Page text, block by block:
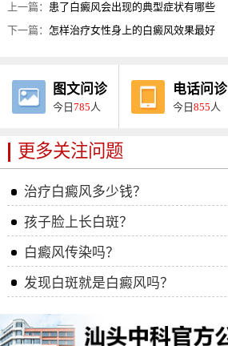
上一篇： 患了白癜风会出现的典型症状有哪些
下一篇： 怎样治疗女性身上的白癜风效果最好
图文问诊
今日785 人
电话问诊
今日855 人
更多关注问题
治疗白癜风多少钱？
孩子脸上长白斑？
白癜风传染吗？
发现白斑就是白癜风吗？